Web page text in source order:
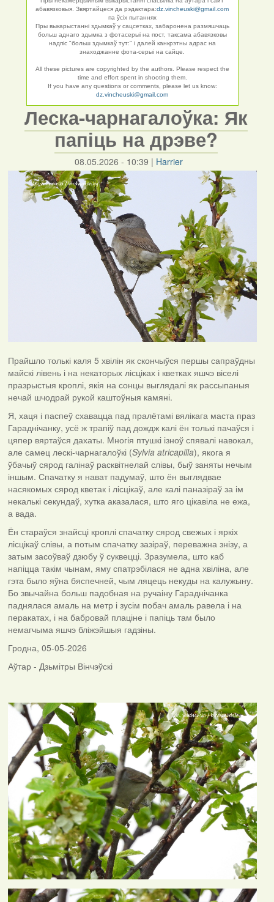
абавязковыя. Звяртайцеся да рэдактара:dz.vincheuski@gmail.com
па ўсіх пытаннях
Пры выкарыстанні здымкаў у сацсетках, забаронена размяшчаць
больш аднаго здымка з фотасерыі на пост, таксама абавязковы
надпіс "больш здымкаў тут:" і далей канкрэтны адрас на
знаходжанне фота-серыі на сайце.
All these pictures are copyrighted by the authors. Please respect the
time and effort spent in shooting them.
If you have any questions or comments, please let us know:
dz.vincheuski@gmail.com
Леска-чарнагалоўка: Як
папіць на дрэве?
08.05.2026 - 10:39 | Harrier
Прайшло толькі каля 5 хвілін як скончыўся першы сапраўдны
майскі лівень і на некаторых лісціках і кветках яшчэ віселі
празрыстыя кроплі, якія на сонцы выглядалі як рассыпаныя
нечай шчодрай рукой каштоўныя камяні.
Я, хаця і паспеў схавацца пад пралётамі вялікага маста праз
Гараднічанку, усё ж трапіў пад дождж калі ён толькі пачаўся і
цяпер вяртаўся дахаты. Многія птушкі ізноў спявалі навокал,
але самец лескі-чарнагалоўкі (Sylvia atricapilla), якога я
ўбачыў сярод галінаў расквітнелай слівы, быў заняты нечым
іншым. Спачатку я нават падумаў, што ён выглядвае
насякомых сярод кветак і лісцікаў, але калі паназіраў за ім
некалькі секундаў, хутка аказалася, што яго цікавіла не ежа,
а вада.
Ён стараўся знайсці кроплі спачатку сярод свежых і яркіх
лісцікаў слівы, а потым спачатку зазіраў, переважна знізу, а
затым засоўваў дзюбу ў суквецці. Зразумела, што каб
напіцца такім чынам, яму спатрэбілася не адна хвіліна, але
гэта было яўна бяспечней, чым ляцець некуды на калужыну.
Бо звычайна больш падобная на ручаіну Гараднічанка
паднялася амаль на метр і зусім побач амаль равела і на
перакатах, і на бабровай плаціне і папіць там было
немагчыма яшчэ бліжэйшыя гадзіны.
Гродна, 05-05-2026
Аўтар - Дзьмітры Вінчэўскі